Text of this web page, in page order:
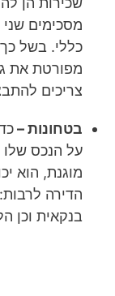
מסכימים
כללי. בשל כך
מפורטת את
צריכים
בטחונות –
על הנכס שלו
מוגנת, הוא
הדירה
בנקאית וכן